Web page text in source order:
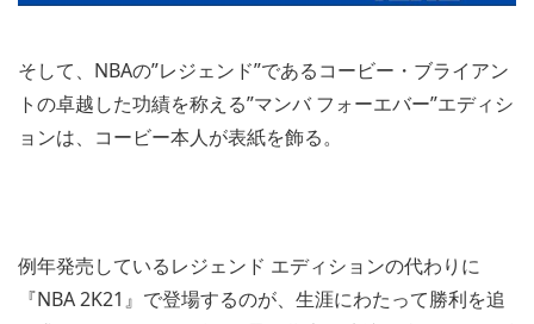
そして、NBAの”レジェンド”であるコービー・ブライアン
トの卓越した功績を称える”マンバ フォーエバー”エディシ
ョンは、コービー本人が表紙を飾る。
例年発売しているレジェンド エディションの代わりに
『NBA 2K21』で登場するのが、生涯にわたって勝利を追